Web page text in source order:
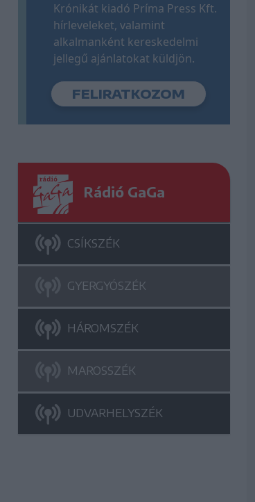
Krónikát kiadó Príma Press Kft.
hírleveleket, valamint
alkalmanként kereskedelmi
jellegű ajánlatokat küldjön.
Rádió GaGa
CSÍKSZÉK
GYERGYÓSZÉK
HÁROMSZÉK
MAROSSZÉK
UDVARHELYSZÉK